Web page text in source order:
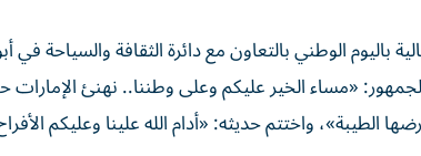
الوطني بالتعاون مع دائرة الثقافة والسياحة في
«مساء الخير عليكم وعلى وطننا.. نهنئ